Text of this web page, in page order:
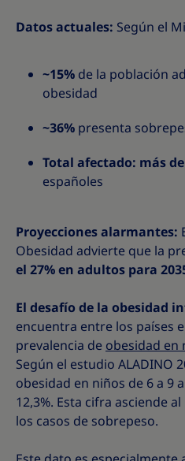
Datos actuales: Según el
~15% de la población
obesidad
~36% presenta
Total afectado: más
españoles
Proyecciones alarmantes:
Obesidad advierte que la
el 27% en adultos para
El desafío de la obesidad
encuentra entre los países
prevalencia de obesidad en
Según el estudio ALADINO
obesidad en niños de 6 a 9
12,3%. Esta cifra asciende
los casos de sobrepeso.